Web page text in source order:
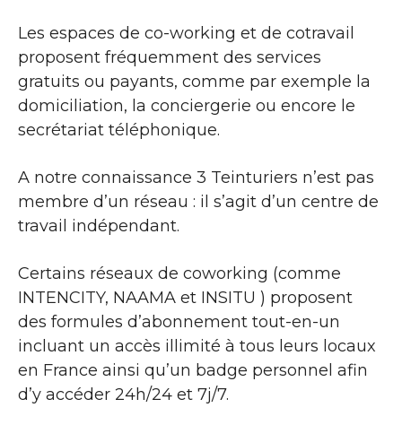
Les espaces de co-working et de cotravail
proposent fréquemment des services
gratuits ou payants, comme par exemple la
domiciliation, la conciergerie ou encore le
secrétariat téléphonique.
A notre connaissance 3 Teinturiers n’est pas
membre d’un réseau : il s’agit d’un centre de
travail indépendant.
Certains réseaux de coworking (comme
INTENCITY, NAAMA et INSITU ) proposent
des formules d’abonnement tout-en-un
incluant un accès illimité à tous leurs locaux
en France ainsi qu’un badge personnel afin
d’y accéder 24h/24 et 7j/7.